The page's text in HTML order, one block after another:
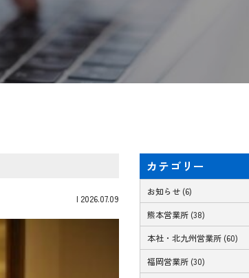
| 2026.07.09
カテゴリー
お知らせ (6)
熊本営業所 (38)
本社・北九州営業所 (60)
福岡営業所 (30)